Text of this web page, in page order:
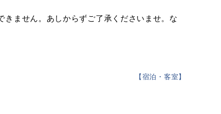
ません。あしからずご了承くださいませ。な
【宿泊・客室】